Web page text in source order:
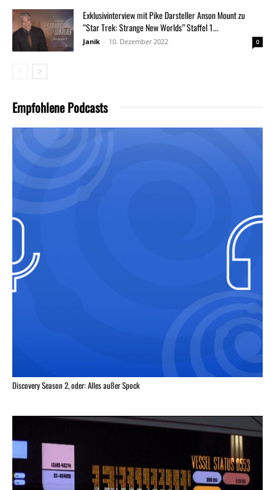
Exklusivinterview mit Pike Darsteller Anson Mount zu
“Star Trek: Strange New Worlds” Staffel 1...
Janik - 10. Dezember 2022 0
Empfohlene Podcasts
Discovery Season 2, oder: Alles außer Spock